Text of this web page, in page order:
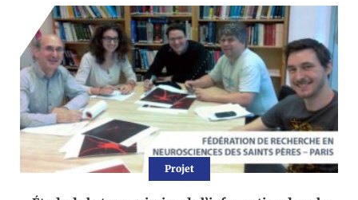
Projet